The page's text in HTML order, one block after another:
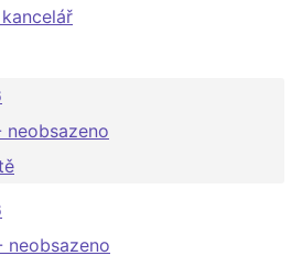
neobsazeno
neobsazeno